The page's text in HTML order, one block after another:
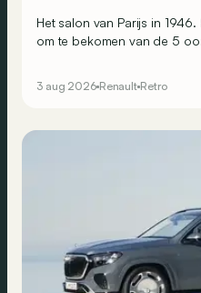
Het salon van Parijs in
om te bekomen van de 5
Renault-stand, waar men de
3 aug 2026 Renault Retro